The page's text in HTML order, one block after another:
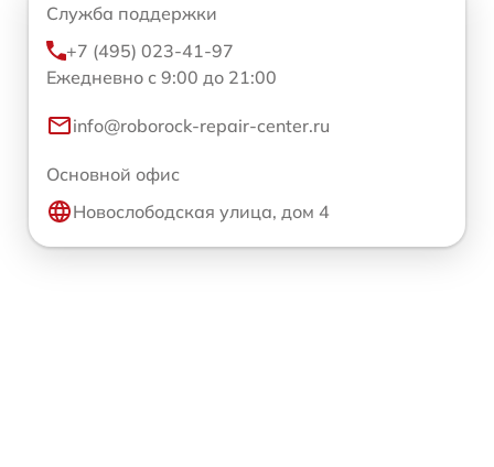
Служба поддержки
+7 (495) 023-41-97
Ежедневно с 9:00 до 21:00
info@roborock-repair-center.ru
Основной офис
Новослободская улица, дом 4